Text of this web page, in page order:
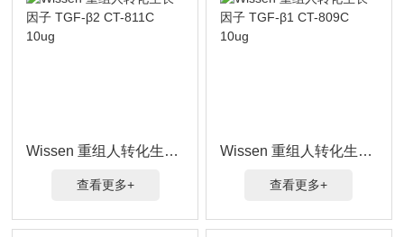
Wissen 重组人转化生长因子 TGF-β2 CT-811C 10ug
查看更多+
Wissen 重组人转化生长因子 TGF-β1 CT-809C 10ug
查看更多+